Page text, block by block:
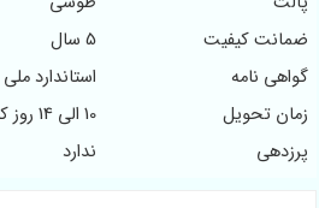
ضمانت کیفیت
5 سال
گواهی نامه
استاندارد ملی
زمان تحویل
10 الی 14 روز کاری
پرزدهی
ندارد